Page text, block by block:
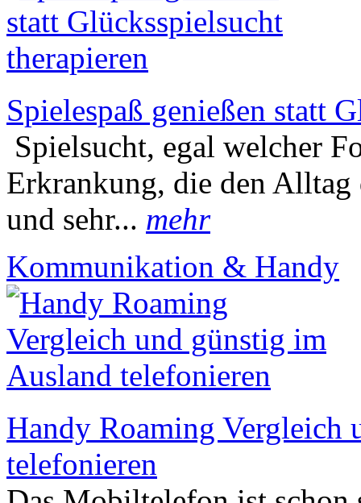
Spielespaß genießen statt
Spielsucht, egal welcher
Erkrankung, die den
und sehr... mehr
Kommunikation & Handy
Handy Roaming Vergleich
telefonieren